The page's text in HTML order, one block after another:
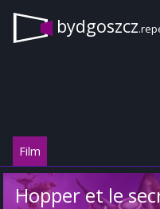
bydgoszcz
Film
Hopper et le